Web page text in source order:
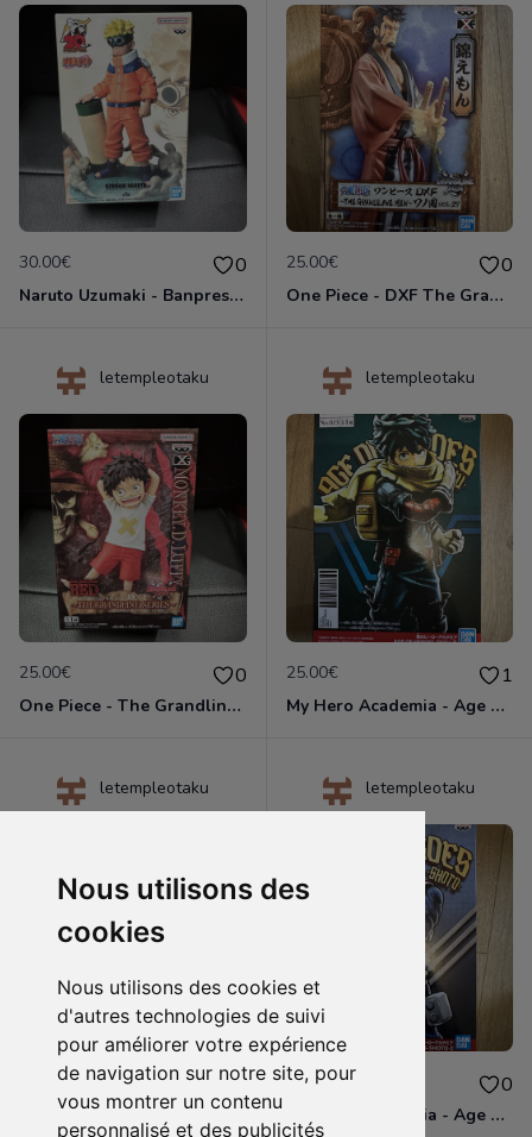
Nous utilisons des
cookies
Nous utilisons des cookies et
d'autres technologies de suivi
pour améliorer votre expérience
de navigation sur notre site, pour
vous montrer un contenu
personnalisé et des publicités
30.00€ 0
Naruto Uzumaki - Banpresto 20th Anniversary - Figurine Banpresto
25.00€ 0
One Piece - DXF The Grandline Men Wano Country Vol.27 Kin’emon - Figurine Banpresto
letempleotaku
25.00€ 0
One Piece - The Grandline Series Red Movie Luffy Child - Figurine Banpresto
letempleotaku
25.00€ 1
My Hero Academia - Age of Heroes Izuku Midoriya II Deku - Figurine Banpresto
letempleotaku
25.00€ 0
Hell's Paradise - Vibration Stars Shion - Figurine Banpresto
letempleotaku
25.00€ 0
My Hero Academia - Age Of Heroes Shoto Todoroki II - Figurine Banpresto